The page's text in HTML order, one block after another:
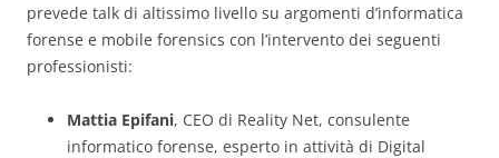
prevede talk di altissimo livello su argomenti d’informatica
forense e mobile forensics con l’intervento dei seguenti
professionisti:
Mattia Epifani, CEO di Reality Net, consulente
informatico forense, esperto in attività di Digital